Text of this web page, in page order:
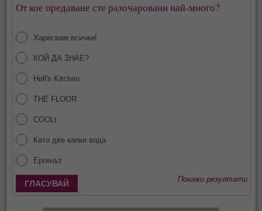
От кое предаване сте разочаровани най-много?
Харесвам всички!
КОЙ ДА ЗНАЕ?
Hell's Kitchen
THE FLOOR
COOLt
Като две капки вода
Ергенът
Покажи резултати